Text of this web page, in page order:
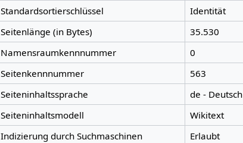
Standardsortierschlüssel
Identität
Seitenlänge (in Bytes)
35.530
Namensraumkennnummer
0
Seitenkennnummer
563
Seiteninhaltssprache
de - Deutsch
Seiteninhaltsmodell
Wikitext
Indizierung durch Suchmaschinen
Erlaubt